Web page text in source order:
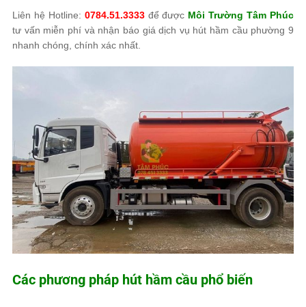
Liên hệ Hotline: 0784.51.3333để được Môi Trường Tâm Phúc
tư vấn miễn phí và nhận báo giá dịch vụ hút hầm cầu phường 9
nhanh chóng, chính xác nhất.
Các phương pháp hút hầm cầu phổ biến